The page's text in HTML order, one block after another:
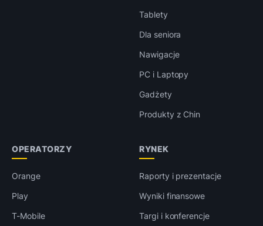
Tablety
Dla seniora
Nawigacje
PC i Laptopy
Gadżety
Produkty z Chin
OPERATORZY
Orange
Play
T-Mobile
RYNEK
Raporty i prezentacje
Wyniki finansowe
Targi i konferencje